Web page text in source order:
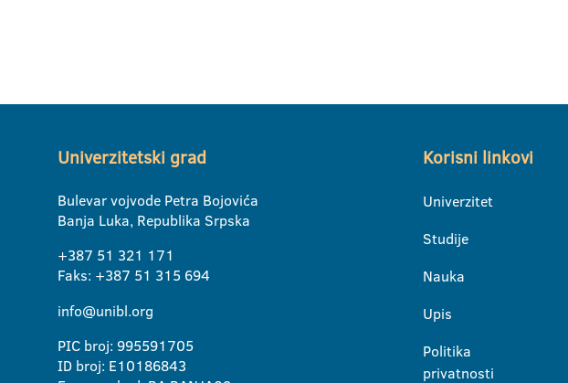
Univerzitetski grad
Bulevar vojvode Petra Bojovića
Banja Luka, Republika Srpska
+387 51 321 171
Faks: +387 51 315 694
info@unibl.org
PIC broj: 995591705
ID broj: E10186843
Korisni linkovi
Univerzitet
Studije
Nauka
Upis
Politika
privatnosti